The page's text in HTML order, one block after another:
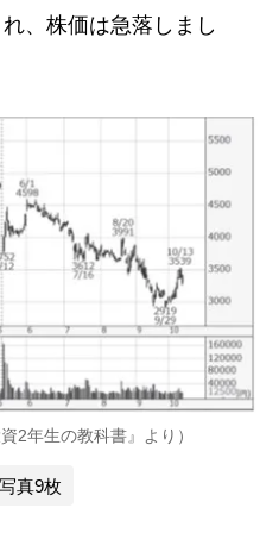
、株価は急落しまし
2年生の教科書』より）
写真9枚